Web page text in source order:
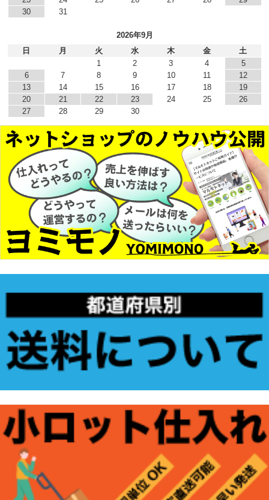
30
31
2026年9月
日
月 火 水 木 金
土
1
2 3 4
5
6
7 8 9 10 11
12
13
14 15 16 17 18
19
20
21 22 23 24 25
26
27
28 29 30